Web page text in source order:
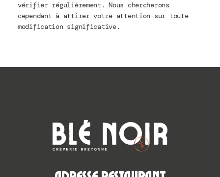
vérifier régulièrement. Nous chercherons
cependant à attirer votre attention sur toute
modification significative.